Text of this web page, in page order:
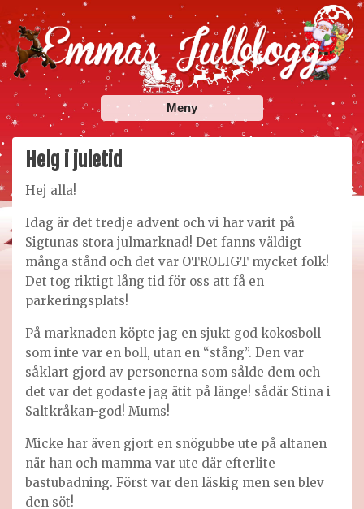
Skip
to
content
Emmas Julblogg
Julbloggar om julnyheter, julklappstips, julkalendrar,
adventskalendrar , julpyssel och julrecept!
Meny
Helg i juletid
Hej alla!
Idag är det tredje advent och vi har varit på
Sigtunas stora julmarknad! Det fanns väldigt
många stånd och det var OTROLIGT mycket folk!
Det tog riktigt lång tid för oss att få en
parkeringsplats!
På marknaden köpte jag en sjukt god kokosboll
som inte var en boll, utan en “stång”. Den var
såklart gjord av personerna som sålde dem och
det var det godaste jag ätit på länge! sådär Stina i
Saltkråkan-god! Mums!
Micke har även gjort en snögubbe ute på altanen
när han och mamma var ute där efterlite
bastubadning. Först var den läskig men sen blev
den söt!